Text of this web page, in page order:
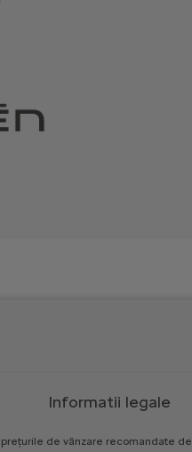
Informatii legale
prețurile de vânzare recomandate de